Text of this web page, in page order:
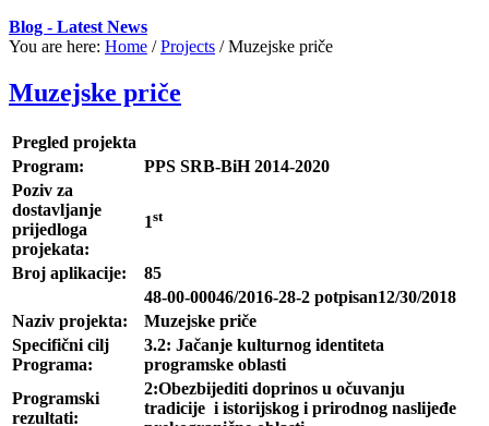
Blog - Latest News
You are here: Home / Projects / Muzejske priče
Muzejske priče
Pregled projekta
Program:
PPS SRB-BiH 2014-2020
Poziv za
dostavljanje
prijedloga
projekata:
1st
Broj aplikacije:
85
48-00-00046/2016-28-2 potpisan12/30/2018
Naziv projekta:
Muzejske priče
Specifični cilj
Programa:
3.2: Jačanje kulturnog identiteta
programske oblasti
Programski
rezultati:
2:Obezbijediti doprinos u očuvanju
tradicije i istorijskog i prirodnog naslijeđe